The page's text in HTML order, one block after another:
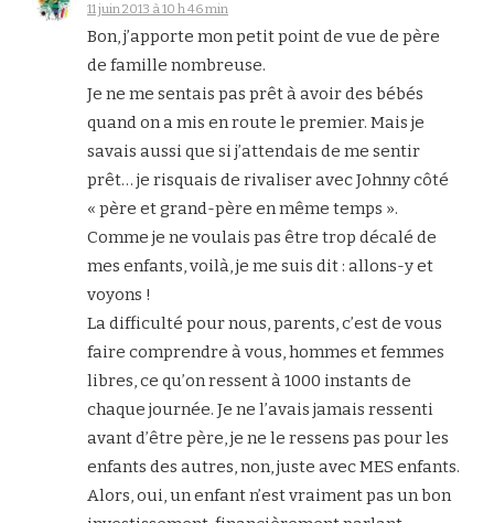
11 juin 2013 à 10 h 46 min
Bon, j’apporte mon petit point de vue de père
de famille nombreuse.
Je ne me sentais pas prêt à avoir des bébés
quand on a mis en route le premier. Mais je
savais aussi que si j’attendais de me sentir
prêt… je risquais de rivaliser avec Johnny côté
« père et grand-père en même temps ».
Comme je ne voulais pas être trop décalé de
mes enfants, voilà, je me suis dit : allons-y et
voyons !
La difficulté pour nous, parents, c’est de vous
faire comprendre à vous, hommes et femmes
libres, ce qu’on ressent à 1000 instants de
chaque journée. Je ne l’avais jamais ressenti
avant d’être père, je ne le ressens pas pour les
enfants des autres, non, juste avec MES enfants.
Alors, oui, un enfant n’est vraiment pas un bon